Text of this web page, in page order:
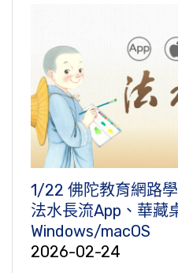
1/22 佛陀教育網路
法水長流App、華藏
Windows/macOS
2026-02-24